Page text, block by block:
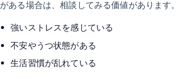
がある場合は、相談してみる価値があります。
強いストレスを感じている
不安やうつ状態がある
生活習慣が乱れている